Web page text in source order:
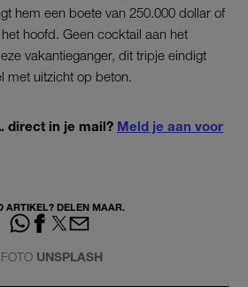
hem een boete van 250.000 dollar of
hoofd. Geen cocktail aan het
vakantieganger, dit tripje eindigt
met uitzicht op beton.
direct in je mail? Meld je aan voor
ARTIKEL? DELEN MAAR.
FOTO UNSPLASH